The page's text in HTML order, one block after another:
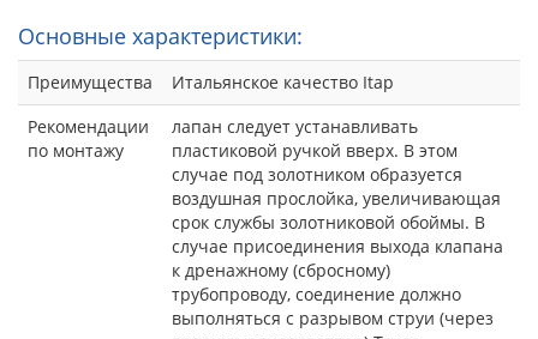
Основные характеристики:
Преимущества
Итальянское качество Itap
Рекомендации
по монтажу
лапан следует устанавливать
пластиковой ручкой вверх. В этом
случае под золотником образуется
воздушная прослойка, увеличивающая
срок службы золотниковой обоймы. В
случае присоединения выхода клапана
к дренажному (сбросному)
трубопроводу, соединение должно
выполняться с разрывом струи (через